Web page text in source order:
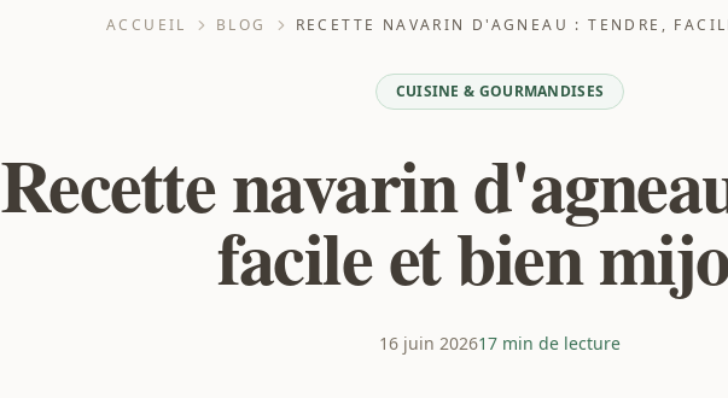
ACCUEIL BLOG RECETTE NAVARIN D'AGNEAU : TENDRE,
CUISINE & GOURMANDISES
Recette navarin
facile et bien
16 juin 202617 min de lecture